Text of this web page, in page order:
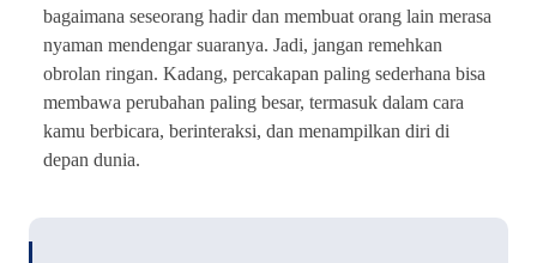
bagaimana seseorang hadir dan membuat orang lain merasa
nyaman mendengar suaranya. Jadi, jangan remehkan
obrolan ringan. Kadang, percakapan paling sederhana bisa
membawa perubahan paling besar, termasuk dalam cara
kamu berbicara, berinteraksi, dan menampilkan diri di
depan dunia.